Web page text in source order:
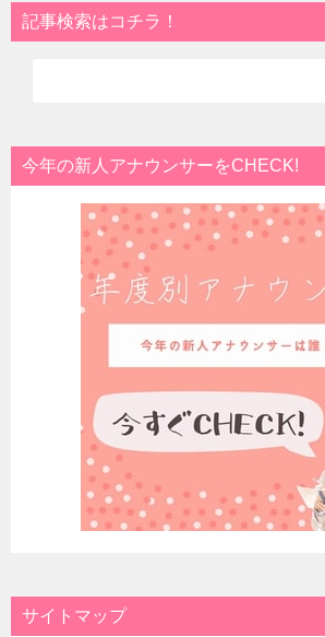
記事検索はコチラ！
今年の新人アナウンサーをCHECK!
サイトマップ